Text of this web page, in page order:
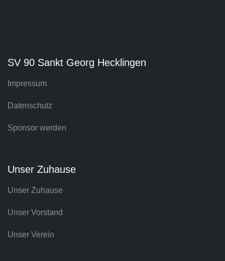
SV 90 Sankt Georg Hecklingen
Impressum
Datenschutz
Sponsor werden
Unser Zuhause
Unser Zuhause
Unser Vorstand
Unser Verein